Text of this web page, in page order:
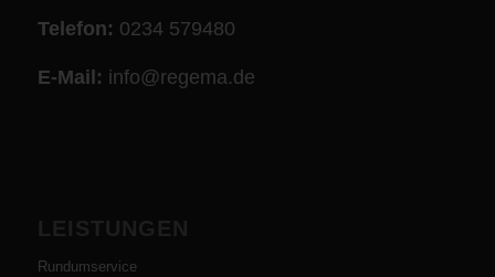
Telefon: 0234 579480
E-Mail: info@regema.de
Rundumservice